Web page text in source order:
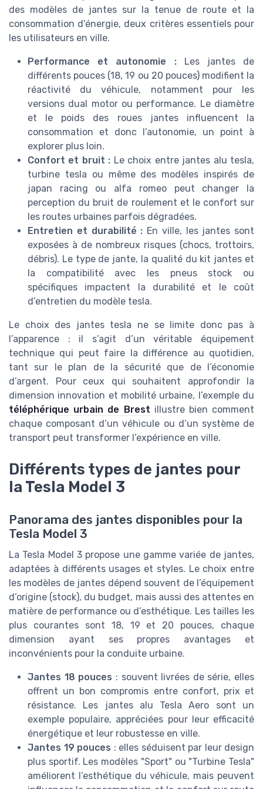
des modèles de jantes sur la tenue de route et la
consommation d’énergie, deux critères essentiels pour
les utilisateurs en ville.
Performance et autonomie :Les jantes de
différents pouces (18, 19 ou 20 pouces) modifient la
réactivité du véhicule, notamment pour les
versions dual motor ou performance. Le diamètre
et le poids des roues jantes influencent la
consommation et donc l’autonomie, un point à
explorer plus loin.
Confort et bruit : Le choix entre jantes alu tesla,
turbine tesla ou même des modèles inspirés de
japan racing ou alfa romeo peut changer la
perception du bruit de roulement et le confort sur
les routes urbaines parfois dégradées.
Entretien et durabilité : En ville, les jantes sont
exposées à de nombreux risques (chocs, trottoirs,
débris). Le type de jante, la qualité du kit jantes et
la compatibilité avec les pneus stock ou
spécifiques impactent la durabilité et le coût
d’entretien du modèle tesla.
Le choix des jantes tesla ne se limite donc pas à
l’apparence : il s’agit d’un véritable équipement
technique qui peut faire la différence au quotidien,
tant sur le plan de la sécurité que de l’économie
d’argent. Pour ceux qui souhaitent approfondir la
dimension innovation et mobilité urbaine, l’exemple du
téléphérique urbain de Brest illustre bien comment
chaque composant d’un véhicule ou d’un système de
transport peut transformer l’expérience en ville.
Différents types de jantes pour
la Tesla Model 3
Panorama des jantes disponibles pour la
Tesla Model 3
La Tesla Model 3 propose une gamme variée de jantes,
adaptées à différents usages et styles. Le choix entre
les modèles de jantes dépend souvent de l’équipement
d’origine (stock), du budget, mais aussi des attentes en
matière de performance ou d’esthétique. Les tailles les
plus courantes sont 18, 19 et 20 pouces, chaque
dimension ayant ses propres avantages et
inconvénients pour la conduite urbaine.
Jantes 18 pouces : souvent livrées de série, elles
offrent un bon compromis entre confort, prix et
résistance. Les jantes alu Tesla Aero sont un
exemple populaire, appréciées pour leur efficacité
énergétique et leur robustesse en ville.
Jantes 19 pouces : elles séduisent par leur design
plus sportif. Les modèles "Sport" ou "Turbine Tesla"
améliorent l’esthétique du véhicule, mais peuvent